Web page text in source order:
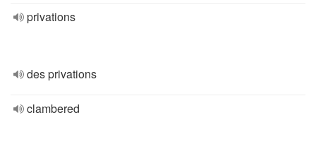
privations
des privations
clambered